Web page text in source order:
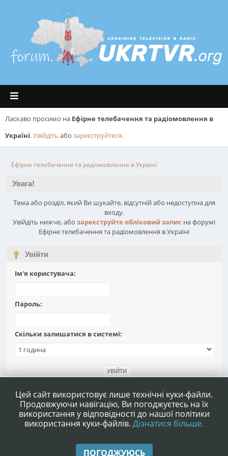
Ласкаво просимо на Ефірне телебачення та радіомовлення в
Україні.Увійдіть або зареєструйтеся.
Ефірне телебачення та радіомовлення в Україні
Увага!
Тема або розділ, який Ви шукайте, відсутній або недоступна для
входу.
Увійдіть нижче, або зареєструйте обліковий запис на форумі
Ефірне телебачення та радіомовлення в Україні
Увійти
Ім'я користувача:
Пароль:
Скільки залишатися в системі:
Допомога|Умови та правила|Нагору ▲
Цей сайт використовує лише технічні куки-файли.
Продовжуючи навігацію, Ви погоджуєтесь на їх
використання у відповідності до нашої політики
використання куки-файлів. Дізнатися більше.
ПОГОДЖУЮСЬ